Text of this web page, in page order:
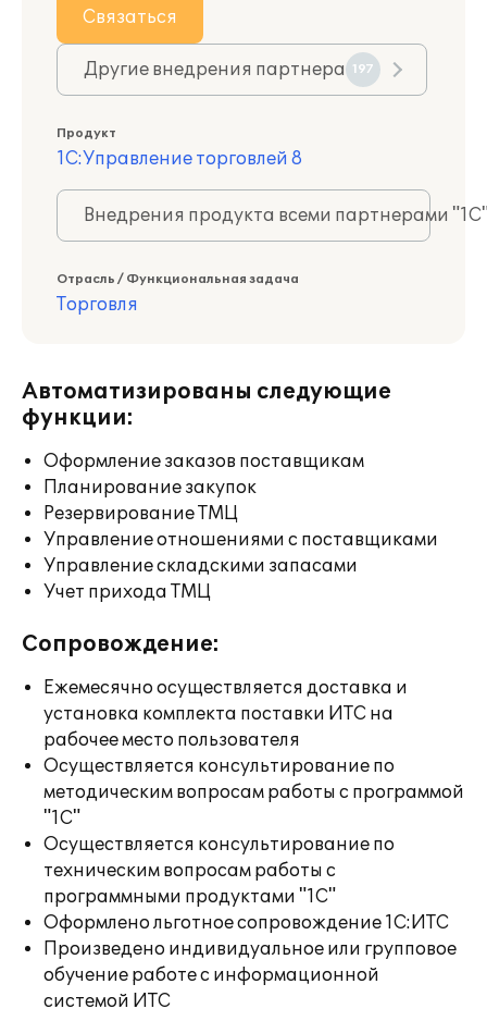
Связаться
Другие внедрения партнера 197
Продукт
1С:Управление торговлей 8
Внедрения продукта всеми партнерами
Отрасль / Функциональная задача
Торговля
Автоматизированы следующие
функции:
Оформление заказов поставщикам
Планирование закупок
Резервирование ТМЦ
Управление отношениями с поставщиками
Управление складскими запасами
Учет прихода ТМЦ
Сопровождение:
Ежемесячно осуществляется доставка и
установка комплекта поставки ИТС на
рабочее место пользователя
Осуществляется консультирование по
методическим вопросам работы с программой
"1С"
Осуществляется консультирование по
техническим вопросам работы с
программными продуктами "1С"
Оформлено льготное сопровождение 1С:ИТС
Произведено индивидуальное или групповое
обучение работе с информационной
системой ИТС